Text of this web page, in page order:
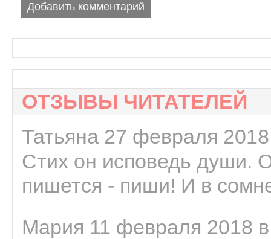
Добавить комментарий
ОТЗЫВЫ ЧИТАТЕЛЕЙ
Татьяна 27 февраля
Стих он исповедь души.
пишется - пиши! И в
Мария 11 февраля 2018